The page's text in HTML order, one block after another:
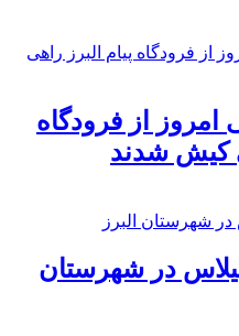
از فرودگاه
کیش شدند
در شهرستان